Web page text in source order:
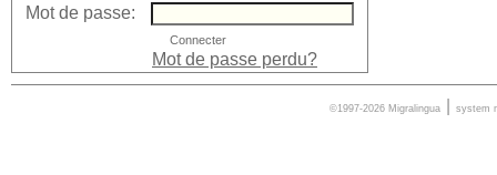
Mot de passe:
Mot de passe perdu?
©1997-2026 Migralingua system